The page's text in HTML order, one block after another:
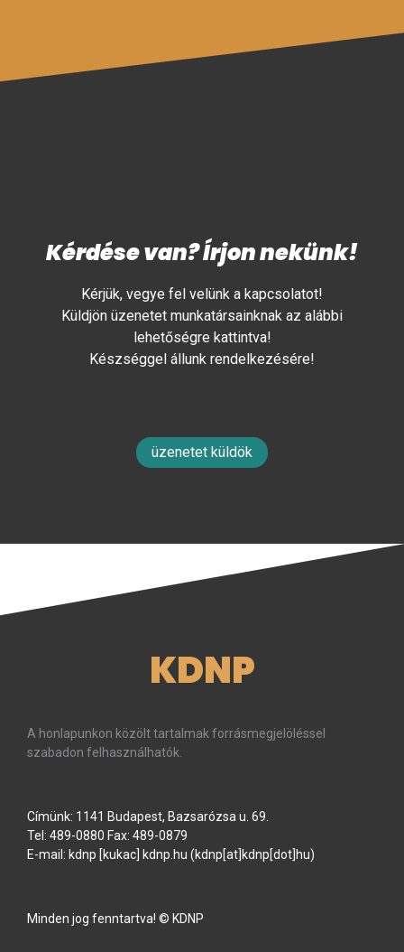
Kérdése van? Írjon nekünk!
Kérjük, vegye fel velünk a kapcsolatot!
Küldjön üzenetet munkatársainknak az alábbi
lehetőségre kattintva!
Készséggel állunk rendelkezésére!
üzenetet küldök
KDNP
A honlapunkon közölt tartalmak forrásmegjelöléssel
szabadon felhasználhatók.
Címünk: 1141 Budapest, Bazsarózsa u. 69.
Tel: 489-0880 Fax: 489-0879
E-mail: kdnp [kukac] kdnp.hu (kdnp[at]kdnp[dot]hu)
Minden jog fenntartva! © KDNP